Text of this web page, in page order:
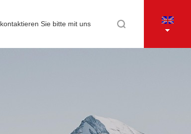
kontaktieren Sie bitte mit uns